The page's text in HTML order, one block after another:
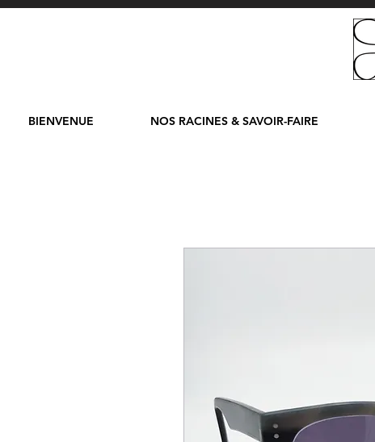
BIENVENUE NOS RACINES & SAVOIR-FAIRE